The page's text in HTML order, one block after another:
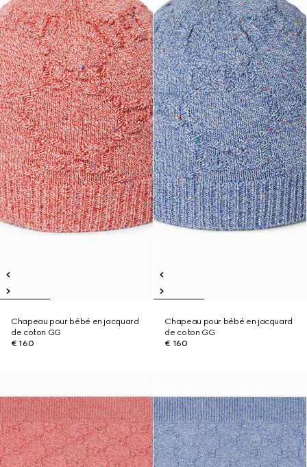
Chapeau pour bébé en jacquard
de coton GG
€ 160
Chapeau pour bébé en jacquard
de coton GG
€ 160